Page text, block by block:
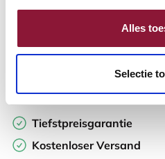
Alles
Selectie
Auf der Suche nach
komplett und fordern Sie direkt
Zur Vergleichsliste
Tiefstpreisgarantie
Kostenloser Versand